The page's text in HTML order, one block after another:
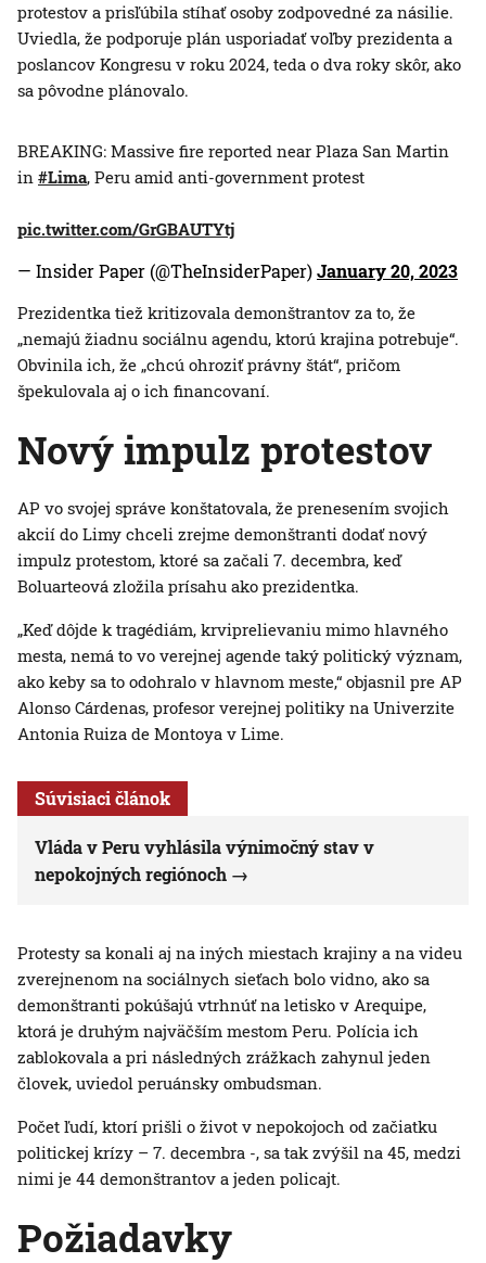
protestov a prisľúbila stíhať osoby zodpovedné za násilie.
Uviedla, že podporuje plán usporiadať voľby prezidenta a
poslancov Kongresu v roku 2024, teda o dva roky skôr, ako
sa pôvodne plánovalo.
BREAKING: Massive fire reported near Plaza San Martin
in #Lima, Peru amid anti-government protest
pic.twitter.com/GrGBAUTYtj
— Insider Paper (@TheInsiderPaper)January 20, 2023
Prezidentka tiež kritizovala demonštrantov za to, že
„nemajú žiadnu sociálnu agendu, ktorú krajina potrebuje“.
Obvinila ich, že „chcú ohroziť právny štát“, pričom
špekulovala aj o ich financovaní.
Nový impulz protestov
AP vo svojej správe konštatovala, že prenesením svojich
akcií do Limy chceli zrejme demonštranti dodať nový
impulz protestom, ktoré sa začali 7. decembra, keď
Boluarteová zložila prísahu ako prezidentka.
„Keď dôjde k tragédiám, krviprelievaniu mimo hlavného
mesta, nemá to vo verejnej agende taký politický význam,
ako keby sa to odohralo v hlavnom meste,“ objasnil pre AP
Alonso Cárdenas, profesor verejnej politiky na Univerzite
Antonia Ruiza de Montoya v Lime.
Súvisiaci článok
Vláda v Peru vyhlásila výnimočný stav v
nepokojných regiónoch
Protesty sa konali aj na iných miestach krajiny a na videu
zverejnenom na sociálnych sieťach bolo vidno, ako sa
demonštranti pokúšajú vtrhnúť na letisko v Arequipe,
ktorá je druhým najväčším mestom Peru. Polícia ich
zablokovala a pri následných zrážkach zahynul jeden
človek, uviedol peruánsky ombudsman.
Počet ľudí, ktorí prišli o život v nepokojoch od začiatku
politickej krízy – 7. decembra -, sa tak zvýšil na 45, medzi
nimi je 44 demonštrantov a jeden policajt.
Požiadavky